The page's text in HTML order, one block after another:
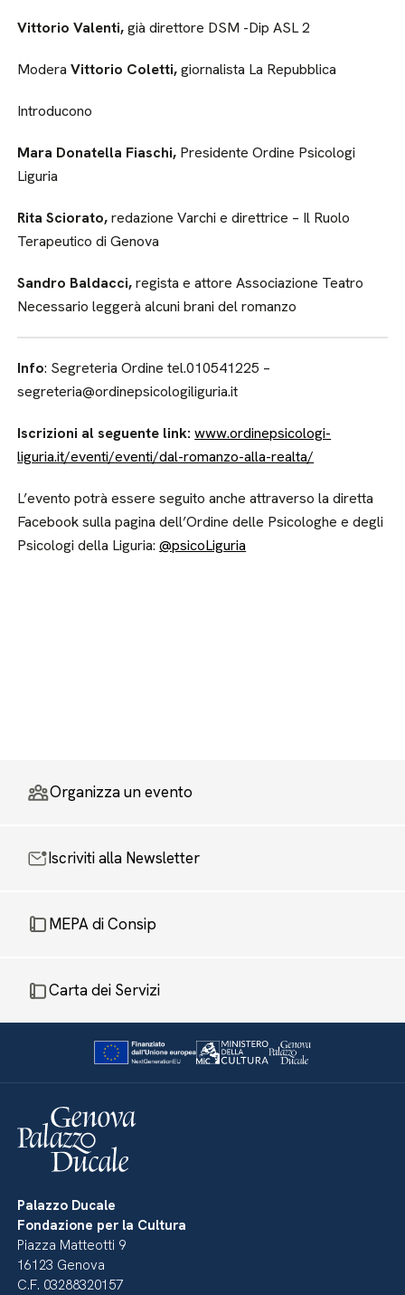
Vittorio Valenti,già direttore DSM -Dip ASL 2
ModeraVittorio Coletti,giornalista La Repubblica
Introducono
Mara Donatella Fiaschi, Presidente Ordine Psicologi
Liguria
Rita Sciorato,redazione Varchi e direttrice – Il Ruolo
Terapeutico di Genova
Sandro Baldacci,regista e attore Associazione Teatro
Necessario leggerà alcuni brani del romanzo
Info: Segreteria Ordine tel.010541225 –
segreteria@ordinepsicologiliguria.it
Iscrizioni al seguente link:www.ordinepsicologi-
liguria.it/eventi/eventi/dal-romanzo-alla-realta/
L’evento potrà essere seguito anche attraverso la diretta
Facebook sulla pagina dell’Ordine delle Psicologhe e degli
Psicologi della Liguria:@psicoLiguria
Organizza un evento
Iscriviti alla Newsletter
MEPA di Consip
Carta dei Servizi
Palazzo Ducale
Fondazione per la Cultura
Piazza Matteotti 9
16123 Genova
C.F. 03288320157